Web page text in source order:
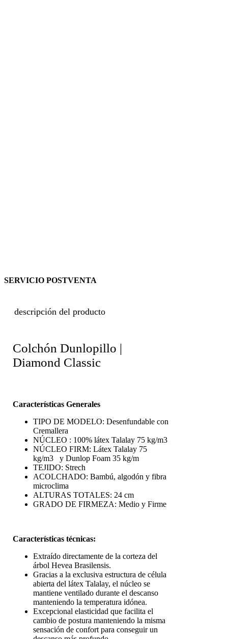
SERVICIO POSTVENTA
descripción del producto
Colchón Dunlopillo |
Diamond Classic
Características Generales
TIPO DE MODELO: Desenfundable con
Cremallera
NÚCLEO : 100% látex Talalay 75 kg/m3
NÚCLEO FIRM: Látex Talalay 75
kg/m3 y Dunlop Foam 35 kg/m
TEJIDO: Strech
ACOLCHADO: Bambú, algodón y fibra
microclima
ALTURAS TOTALES: 24 cm
GRADO DE FIRMEZA: Medio y Firme
Características técnicas:
Extraído directamente de la corteza del
árbol Hevea Brasilensis.
Gracias a la exclusiva estructura de célula
abierta del látex Talalay, el núcleo se
mantiene ventilado durante el descanso
manteniendo la temperatura idónea.
Excepcional elasticidad que facilita el
cambio de postura manteniendo la misma
sensación de confort para conseguir un